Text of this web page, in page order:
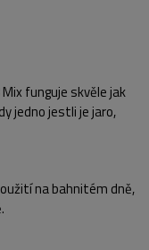
funguje skvěle jak
jedno jestli je jaro,
na bahnitém dně,